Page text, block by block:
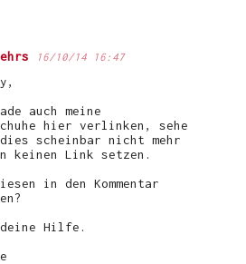
16/10/14 16:47
auch meine
hier verlinken, sehe
scheinbar nicht mehr
keinen Link setzen.
in den Kommentar
Hilfe.